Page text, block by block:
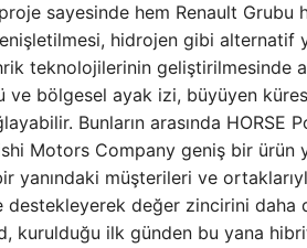
sayesinde hem Renault Grubu
hidrojen gibi alternatif
teknolojilerinin geliştirilmesinde
ve bölgesel ayak izi, büyüyen
Bunların arasında HORSE
Motors Company geniş bir ürün
yanındaki müşterileri ve
destekleyerek değer zincirini daha
kurulduğu ilk günden bu yana